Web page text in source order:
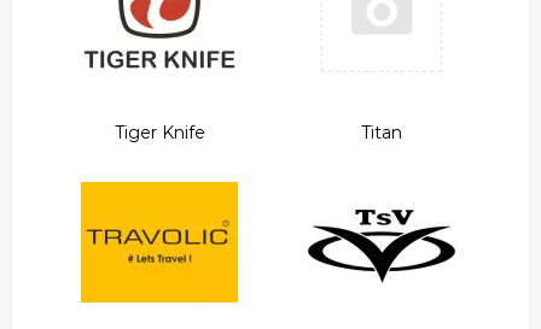
Tiger Knife Titan